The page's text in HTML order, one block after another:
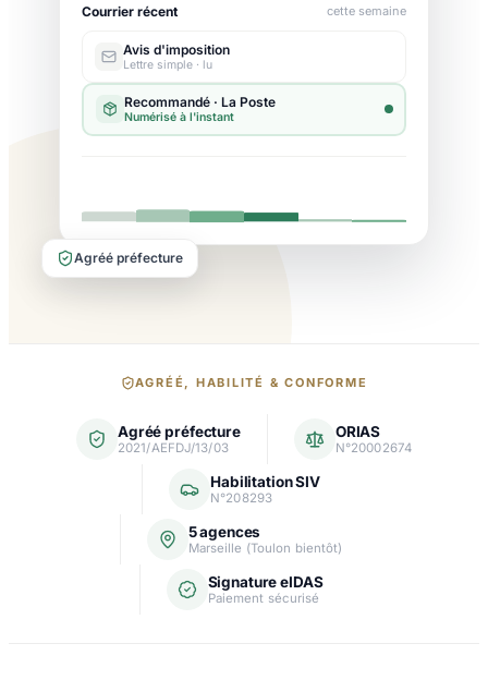
Courrier récent cette semaine
Avis d'imposition
Lettre simple · lu
Agréé préfecture
AGRÉÉ, HABILITÉ & CONFORME
Agréé préfecture
2021/AEFDJ/13/03
ORIAS
N°20002674
Habilitation SIV
N°208293
5 agences
Marseille (Toulon bientôt)
Signature eIDAS
Paiement sécurisé